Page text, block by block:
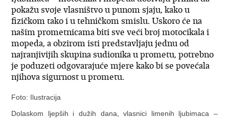
pokažu svoje vlasništvo u punom sjaju, kako u
fizičkom tako i u tehničkom smislu. Uskoro će na
našim prometnicama biti sve veći broj motocikala i
mopeda, a obzirom isti predstavljaju jednu od
najranjivijih skupina sudionika u prometu, potrebno
je poduzeti odgovarajuće mjere kako bi se povećala
njihova sigurnost u prometu.
Foto: Ilustracija
Dolaskom ljepših i dužih dana, vlasnici limenih ljubimaca –